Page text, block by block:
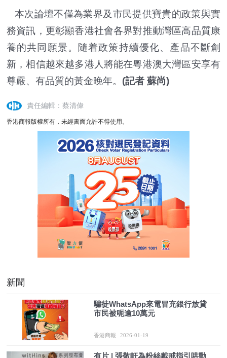
本次論壇不僅為業界及市民提供寶貴的政策與實
務資訊，更彰顯香港社會各界對推動灣區高品質康
養的共同願景。隨着政策持續優化、產品不斷創
新，相信越來越多港人將能在粵港澳大灣區安享有
尊嚴、有品質的黃金晚年。 (記者 蘇尚)
責任編輯：蔡清偉
香港商報版權所有，未經書面允許不得使用。
新聞
騙徒WhatsApp來電冒充銀行放貸
市民被呃逾10萬元
香港商報 2026-01-19
有片 | 張敬軒為粉絲戴戒指引哄動